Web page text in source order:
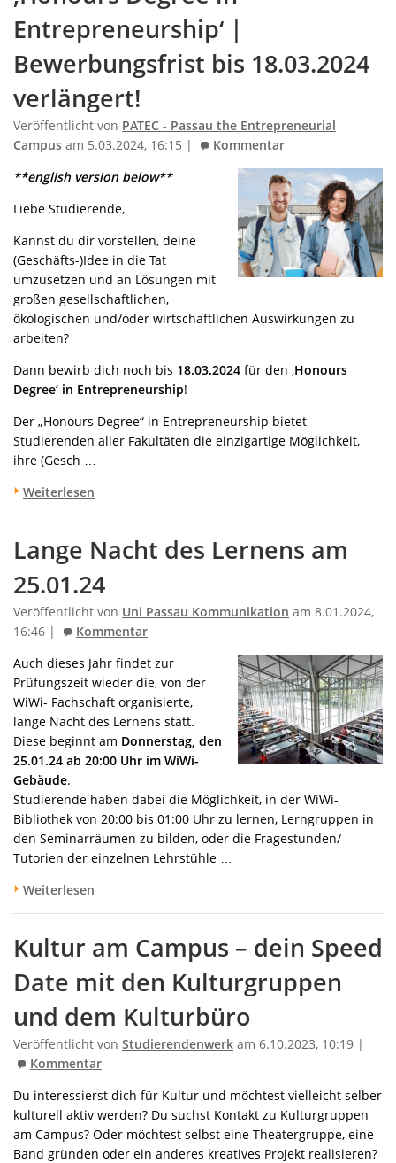
Entrepreneurship‘ |
Bewerbungsfrist bis 18.03.2024
verlängert!
Veröffentlicht von PATEC - Passau the Entrepreneurial
Campus am 5.03.2024, 16:15 | Kommentar
**english version below**
Liebe Studierende,
Kannst du dir vorstellen, deine
(Geschäfts-)Idee in die Tat
umzusetzen und an Lösungen mit
großen gesellschaftlichen,
ökologischen und/oder wirtschaftlichen Auswirkungen zu
arbeiten?
Dann bewirb dich noch bis 18.03.2024 für den ‚Honours
Degree‘ in Entrepreneurship!
Der „Honours Degree“ in Entrepreneurship bietet
Studierenden aller Fakultäten die einzigartige Möglichkeit,
ihre (Gesch …
Weiterlesen
Lange Nacht des Lernens am
25.01.24
Veröffentlicht von Uni Passau Kommunikation am 8.01.2024,
16:46 |
Kommentar
Auch dieses Jahr findet zur
Prüfungszeit wieder die, von der
WiWi- Fachschaft organisierte,
lange Nacht des Lernens statt.
Diese beginnt am Donnerstag, den
25.01.24 ab 20:00 Uhr im WiWi-
Gebäude.
Studierende haben dabei die Möglichkeit, in der WiWi-
Bibliothek von 20:00 bis 01:00 Uhr zu lernen, Lerngruppen in
den Seminarräumen zu bilden, oder die Fragestunden/
Tutorien der einzelnen Lehrstühle …
Weiterlesen
Kultur am Campus – dein Speed
Date mit den Kulturgruppen
und dem Kulturbüro
Veröffentlicht von Studierendenwerk am 6.10.2023, 10:19 |
Kommentar
Du interessierst dich für Kultur und möchtest vielleicht selber
kulturell aktiv werden? Du suchst Kontakt zu Kulturgruppen
am Campus? Oder möchtest selbst eine Theatergruppe, eine
Band gründen oder ein anderes kreatives Projekt realisieren?